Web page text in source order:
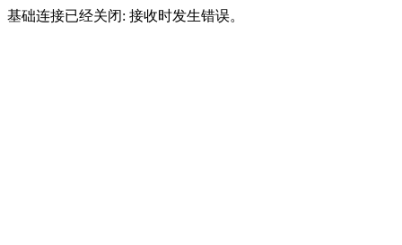
基础连接已经关闭: 接收时发生错误。